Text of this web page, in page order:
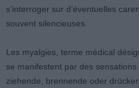
s’interroger sur d’éventuelles
souvent silencieuses.
Les myalgies, terme médical
se manifestent par des
ziehende, brennende oder